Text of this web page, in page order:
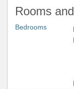
Rooms
Bedrooms